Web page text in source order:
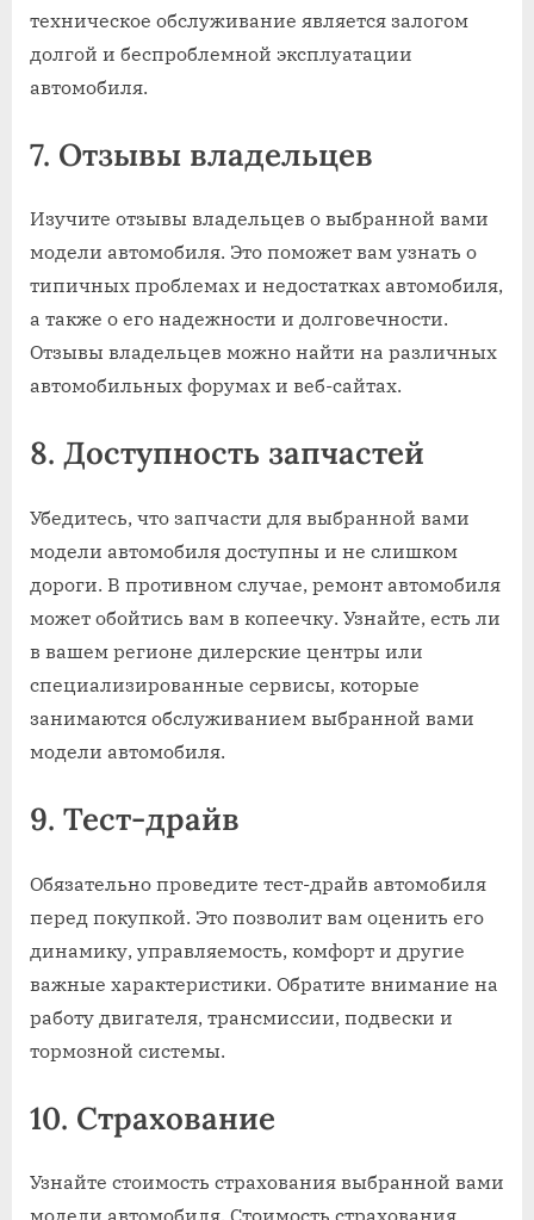
техническое обслуживание является залогом
долгой и беспроблемной эксплуатации
автомобиля.
7. Отзывы владельцев
Изучите отзывы владельцев о выбранной вами
модели автомобиля. Это поможет вам узнать о
типичных проблемах и недостатках автомобиля,
а также о его надежности и долговечности.
Отзывы владельцев можно найти на различных
автомобильных форумах и веб-сайтах.
8. Доступность запчастей
Убедитесь, что запчасти для выбранной вами
модели автомобиля доступны и не слишком
дороги. В противном случае, ремонт автомобиля
может обойтись вам в копеечку. Узнайте, есть ли
в вашем регионе дилерские центры или
специализированные сервисы, которые
занимаются обслуживанием выбранной вами
модели автомобиля.
9. Тест-драйв
Обязательно проведите тест-драйв автомобиля
перед покупкой. Это позволит вам оценить его
динамику, управляемость, комфорт и другие
важные характеристики. Обратите внимание на
работу двигателя, трансмиссии, подвески и
тормозной системы.
10. Страхование
Узнайте стоимость страхования выбранной вами